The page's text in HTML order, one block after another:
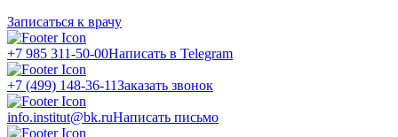
Записаться к врачу
+7 985 311-50-00Написать в Telegram
+7 (499) 148-36-11Заказать звонок
info.institut@bk.ruНаписать письмо